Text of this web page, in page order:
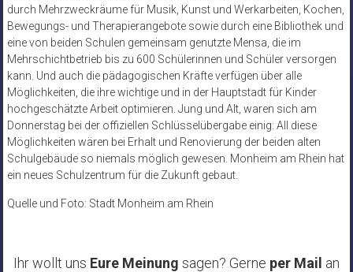
durch Mehrzweckräume für Musik, Kunst und Werkarbeiten, Kochen,
Bewegungs- und Therapierangebote sowie durch eine Bibliothek und
eine von beiden Schulen gemeinsam genutzte Mensa, die im
Mehrschichtbetrieb bis zu 600 Schülerinnen und Schüler versorgen
kann. Und auch die pädagogischen Kräfte verfügen über alle
Möglichkeiten, die ihre wichtige und in der Hauptstadt für Kinder
hochgeschätzte Arbeit optimieren. Jung und Alt, waren sich am
Donnerstag bei der offiziellen Schlüsselübergabe einig: All diese
Möglichkeiten wären bei Erhalt und Renovierung der beiden alten
Schulgebäude so niemals möglich gewesen. Monheim am Rhein hat
ein neues Schulzentrum für die Zukunft gebaut.
Quelle und Foto: Stadt Monheim am Rhein
Ihr wollt uns Eure Meinung sagen? Gerne per Mail an